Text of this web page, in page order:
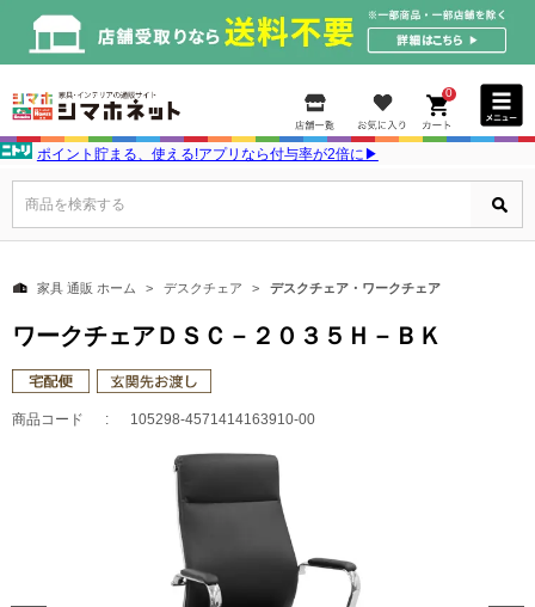
0
ポイント貯まる、使える!アプリなら付与率が2倍に▶
商品を検索する
家具 通販 ホーム デスクチェア デスクチェア・ワークチェア
ワークチェアＤＳＣ－２０３５Ｈ－ＢＫ
商品コード 105298-4571414163910-00